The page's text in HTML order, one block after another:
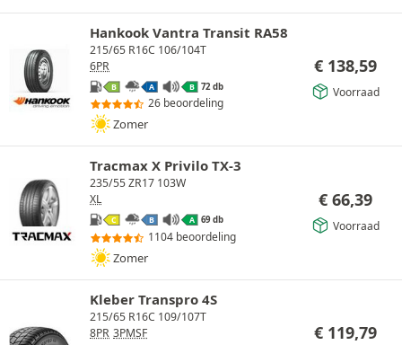
Hankook Vantra Transit RA58
215/65 R16C 106/104T
6PR
B A B 72 db
26 beoordeling
Zomer
€ 138,59
Voorraad
Tracmax X Privilo TX-3
235/55 ZR17 103W
XL
C B A 69 db
1104 beoordeling
Zomer
€ 66,39
Voorraad
Kleber Transpro 4S
215/65 R16C 109/107T
8PR 3PMSF € 119,79